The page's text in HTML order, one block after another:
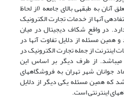
آنان به طبقه‏ی بالای جامعه (از لحاظ
آنها از خدمات تجارت الکترونیک
در واقع شکاف دیجیتال در میان
همین مسئله از دلایل تفاوت آنها در
اینترنت از جمله تجارت الکترونیک در
می‏باشد. از طرف دیگر بر اساس این
شهر تهران به فروشگاه‏های
که همین مسئله یکی دیگر از دلایل
اینترنتی است.